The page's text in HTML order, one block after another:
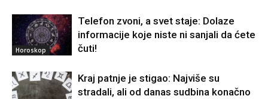
Horoskop
Telefon zvoni, a svet staje: Dolaze
informacije koje niste ni sanjali da ćete
čuti!
Kraj patnje je stigao: Najviše su
stradali, ali od danas sudbina konačno